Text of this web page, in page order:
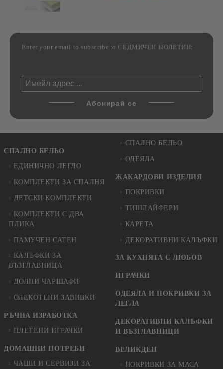
Enter your email to subscribe to СЕДМИЧЕН БЮЛЕТИН:
СПАЛНО БЕЛЬО
ЕДИНИЧНО ЛЕГЛО
КОМПЛЕКТИ ЗА СПАЛНЯ
ДЕТСКИ КОМПЛЕКТИ
КОМПЛЕКТИ С ДВА
ПЛИКА
ПАМУЧЕН САТЕН
КАЛЪФКИ ЗА
ВЪЗГЛАВНИЦА
ДОЛНИ ЧАРШАФИ
ОЛЕКОТЕНИ ЗАВИВКИ
РЪЧНА ИЗРАБОТКА
ПЛЕТЕНИ ИГРАЧКИ
ДОМАШНИ ПОТРЕБИ
ЧАШИ И СЕРВИЗИ ЗА
СПАЛНО БЕЛЬО
ОДЕЯЛА
ЖАКАРДОВИ ИЗДЕЛИЯ
ПОКРИВКИ
ТИШЛАЙФЕРИ
КАРЕТА
ДЕКОРАТИВНИ КАЛЪФКИ
ЗА КУХНЯТА С ЛЮБОВ
ИГРАЧКИ
ОДЕЯЛА И ПОКРИВКИ ЗА
ЛЕГЛА
ДЕКОРАТИВНИ КАЛЪФКИ
И ВЪЗГЛАВНИЦИ
ВЕЛИКДЕН
ПОКРИВКИ ЗА МАСА